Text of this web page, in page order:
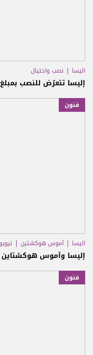
اليسا نصب واحتيال
إليسا تتعرّض للنصب بمبلغ مليونين
فنون
اليسا آموس هوكشتين
إليسا وآموس هوكشتاين
فنون